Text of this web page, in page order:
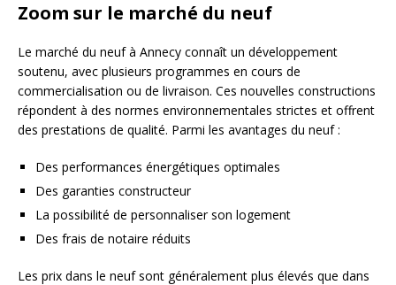
Zoom sur le marché du neuf
Le marché du neuf à Annecy connaît un développement
soutenu, avec plusieurs programmes en cours de
commercialisation ou de livraison. Ces nouvelles constructions
répondent à des normes environnementales strictes et offrent
des prestations de qualité. Parmi les avantages du neuf :
Des performances énergétiques optimales
Des garanties constructeur
La possibilité de personnaliser son logement
Des frais de notaire réduits
Les prix dans le neuf sont généralement plus élevés que dans